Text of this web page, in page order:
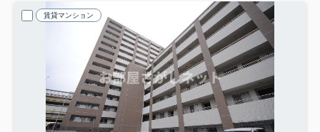
賃貸マンション